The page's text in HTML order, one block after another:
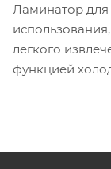
Ламинатор
легкого
функцией